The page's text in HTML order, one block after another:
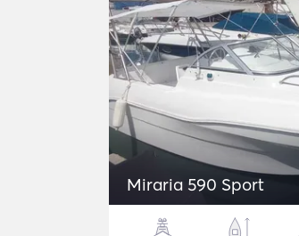
Miraria 590 Sport